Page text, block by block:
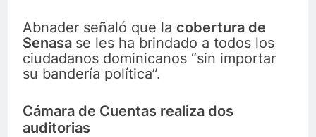
Abnader señaló que la cobertura de
Senasa se les ha brindado a todos los
ciudadanos dominicanos “sin importar
su bandería política”.
Cámara de Cuentas realiza dos
auditorias